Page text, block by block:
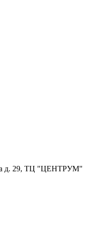
д. 29, ТЦ "ЦЕНТРУМ"